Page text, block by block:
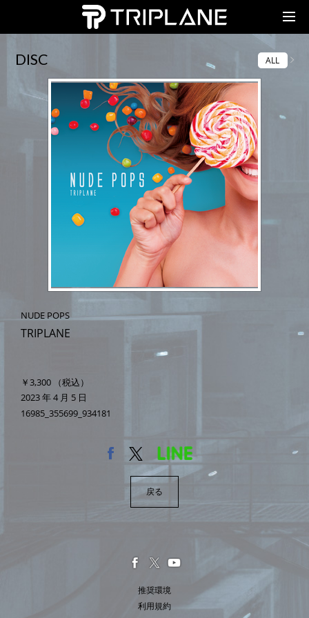
TRIPLANE Passengers
DISC ALL
NUDE POPS
TRIPLANE
￥3,300
（税込）
2023 年 4 月 5 日
16985_355699_934181
戻る
推奨環境
利用規約